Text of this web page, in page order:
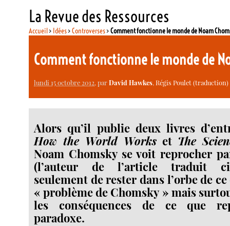
La Revue des Ressources
Accueil> Idées>Controverses>Comment fonctionne le monde de Noam
Comment fonctionne le monde de
lundi 15 octobre 2012, parDavid Hawkes,Régis Poulet (traduction)
Alors qu’il publie deux livres
How the World Works et The
Noam Chomsky se voit reprocher
(l’auteur de l’article traduit
seulement de rester dans l’orbe de
« problème de Chomsky » mais
les conséquences de ce que
paradoxe.